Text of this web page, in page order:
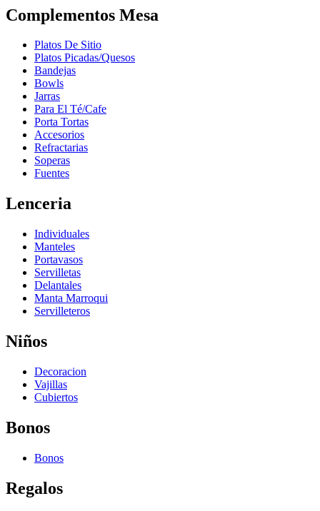
Complementos Mesa
Platos De Sitio
Platos Picadas/Quesos
Bandejas
Bowls
Jarras
Para El Té/Cafe
Porta Tortas
Accesorios
Refractarias
Soperas
Fuentes
Lenceria
Individuales
Manteles
Portavasos
Servilletas
Delantales
Manta Marroqui
Servilleteros
Niños
Decoracion
Vajillas
Cubiertos
Bonos
Bonos
Regalos